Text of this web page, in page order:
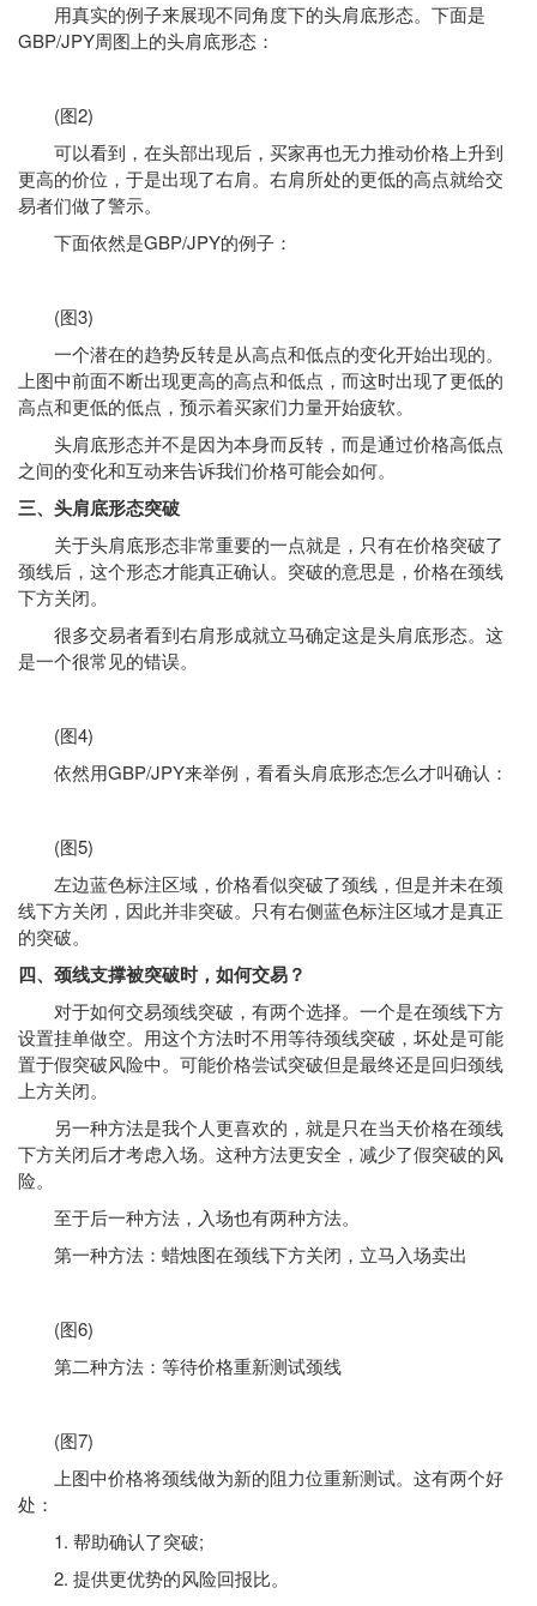
用真实的例子来展现不同角度下的头肩底形态。下面是
GBP/JPY周图上的头肩底形态：
(图2)
可以看到，在头部出现后，买家再也无力推动价格上升到
更高的价位，于是出现了右肩。右肩所处的更低的高点就给交
易者们做了警示。
下面依然是GBP/JPY的例子：
(图3)
一个潜在的趋势反转是从高点和低点的变化开始出现的。
上图中前面不断出现更高的高点和低点，而这时出现了更低的
高点和更低的低点，预示着买家们力量开始疲软。
头肩底形态并不是因为本身而反转，而是通过价格高低点
之间的变化和互动来告诉我们价格可能会如何。
三、头肩底形态突破
关于头肩底形态非常重要的一点就是，只有在价格突破了
颈线后，这个形态才能真正确认。突破的意思是，价格在颈线
下方关闭。
很多交易者看到右肩形成就立马确定这是头肩底形态。这
是一个很常见的错误。
(图4)
依然用GBP/JPY来举例，看看头肩底形态怎么才叫确认：
(图5)
左边蓝色标注区域，价格看似突破了颈线，但是并未在颈
线下方关闭，因此并非突破。只有右侧蓝色标注区域才是真正
的突破。
四、颈线支撑被突破时，如何交易？
对于如何交易颈线突破，有两个选择。一个是在颈线下方
设置挂单做空。用这个方法时不用等待颈线突破，坏处是可能
置于假突破风险中。可能价格尝试突破但是最终还是回归颈线
上方关闭。
另一种方法是我个人更喜欢的，就是只在当天价格在颈线
下方关闭后才考虑入场。这种方法更安全，减少了假突破的风
险。
至于后一种方法，入场也有两种方法。
第一种方法：蜡烛图在颈线下方关闭，立马入场卖出
(图6)
第二种方法：等待价格重新测试颈线
(图7)
上图中价格将颈线做为新的阻力位重新测试。这有两个好
处：
1. 帮助确认了突破;
2. 提供更优势的风险回报比。